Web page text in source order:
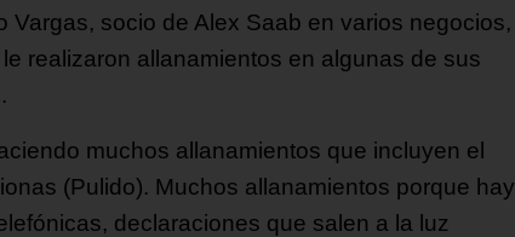
Vargas, socio de Alex Saab en varios negocios,
realizaron allanamientos en algunas de sus
muchos allanamientos que incluyen el
(Pulido). Muchos allanamientos porque hay
declaraciones que salen a la luz